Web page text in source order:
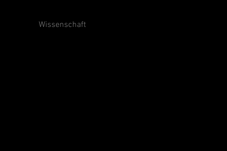
Wissenschaft